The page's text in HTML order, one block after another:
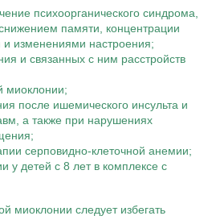
психоорганического синдрома,
памяти, концентрации
и изменениями настроения;
и связанных с ним расстройств
миоклонии;
после ишемического инсульта и
а также при нарушениях
серповидно-клеточной анемии;
у детей с 8 лет в комплексе с
миоклонии следует избегать